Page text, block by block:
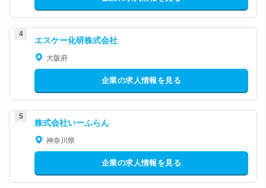
エスケー化研株式会社
大阪府
企業の求人情報を見る
株式会社いーふらん
神奈川県
企業の求人情報を見る